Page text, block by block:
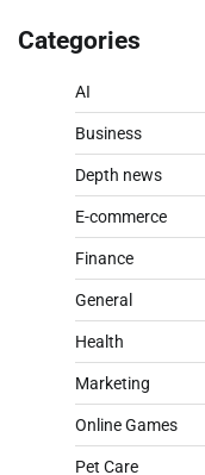
Categories
AI
Business
Depth news
E-commerce
Finance
General
Health
Marketing
Online Games
Pet Care